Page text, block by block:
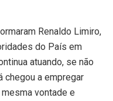
Renaldo Limiro,
do País em
atuando, se não
chegou a empregar
vontade e